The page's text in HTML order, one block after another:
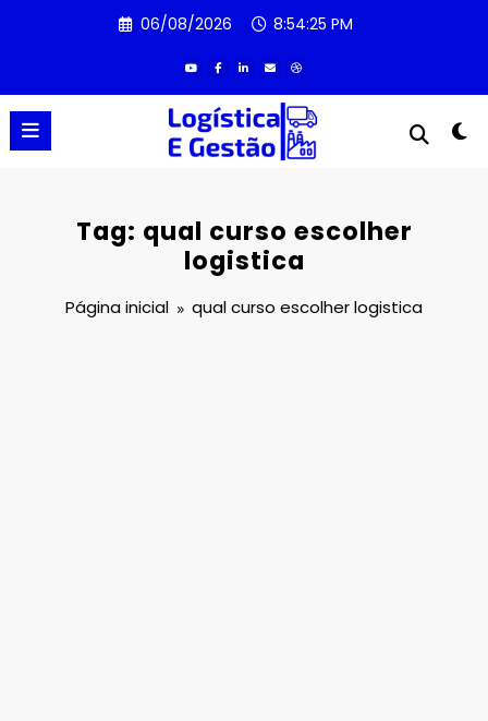
06/08/2026 8:54:25 PM
Tag: qual curso escolher
logistica
Página inicial qual curso escolher logistica